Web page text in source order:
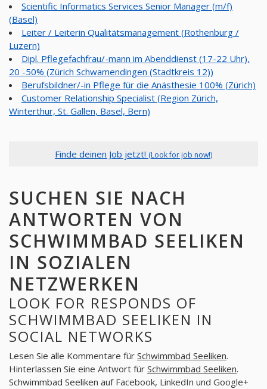
Scientific Informatics Services Senior Manager (m/f)
(Basel)
Leiter / Leiterin Qualitätsmanagement (Rothenburg /
Luzern)
Dipl. Pflegefachfrau/-mann im Abenddienst (17-22 Uhr),
20 -50% (Zürich Schwamendingen (Stadtkreis 12))
Berufsbildner/-in Pflege für die Anästhesie 100% (Zürich)
Customer Relationship Specialist (Region Zürich,
Winterthur, St. Gallen, Basel, Bern)
Finde deinen Job jetzt! (Look for job now!)
SUCHEN SIE NACH
ANTWORTEN VON
SCHWIMMBAD SEELIKEN
IN SOZIALEN
NETZWERKEN
LOOK FOR RESPONDS OF
SCHWIMMBAD SEELIKEN IN
SOCIAL NETWORKS
Lesen Sie alle Kommentare für Schwimmbad Seeliken.
Hinterlassen Sie eine Antwort für Schwimmbad Seeliken.
Schwimmbad Seeliken auf Facebook, LinkedIn und Google+